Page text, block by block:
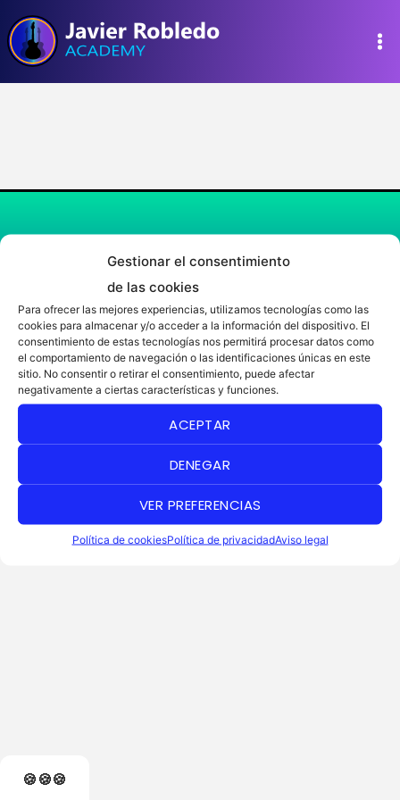
Gestionar el consentimiento
de las cookies
Para ofrecer las mejores experiencias, utilizamos tecnologías como las
cookies para almacenar y/o acceder a la información del dispositivo. El
consentimiento de estas tecnologías nos permitirá procesar datos como
el comportamiento de navegación o las identificaciones únicas en este
sitio. No consentir o retirar el consentimiento, puede afectar
negativamente a ciertas características y funciones.
ACEPTAR
DENEGAR
VER PREFERENCIAS
Política de cookiesPolítica de privacidadAviso legal
al
contenido
mucha ilusión, dedicación y amor.
Aviso Legal|Privacidad| Cookies| Condiciones
Javier Robledo © 2026
🍪🍪🍪